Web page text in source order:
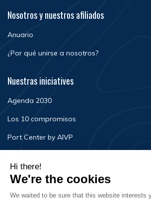
Nosotros y nuestros afiliados
Anuario
¿Por qué unirse a nosotros?
Nuestras iniciatives
Agenda 2030
Los 10 compromisos
Port Center by AIVP
Noticias
Eventos